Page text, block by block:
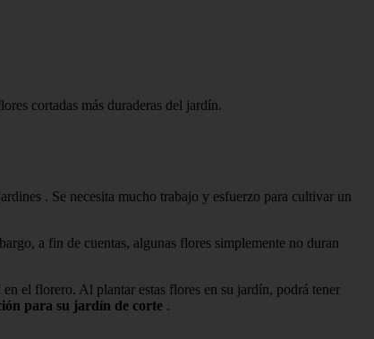
cortadas más duraderas del jardín.
. Se necesita mucho trabajo y esfuerzo para cultivar un
a fin de cuentas, algunas flores simplemente no duran
el florero. Al plantar estas flores en su jardín, podrá tener
para su jardín de corte .